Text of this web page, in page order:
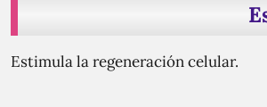
Estimula la regeneración celular.